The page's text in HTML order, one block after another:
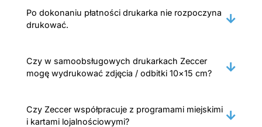
Po dokonaniu płatności drukarka nie rozpoczyna
drukować.
Czy w samoobsługowych drukarkach Zeccer
mogę wydrukować zdjęcia / odbitki 10×15 cm?
Czy Zeccer współpracuje z programami miejskimi
i kartami lojalnościowymi?